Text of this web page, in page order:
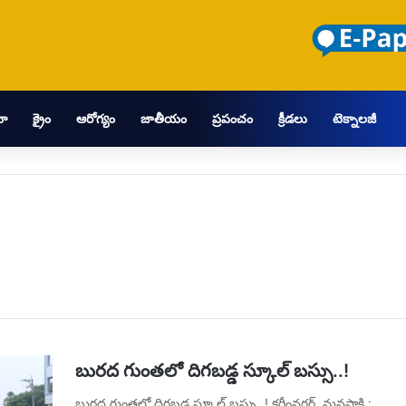
క్రైం ఆరోగ్యం జాతీయం ప్రపంచం క్రీడలు టెక్నాలజీ
బురద గుంతలో దిగబడ్డ స్కూల్ బస్సు..!
బురద గుంతలో దిగబడ్డ స్కూల్ బస్సు..! కరీంనగర్, మనసాక్షి :